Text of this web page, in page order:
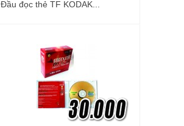
Đầu đọc thẻ TF KODAK...